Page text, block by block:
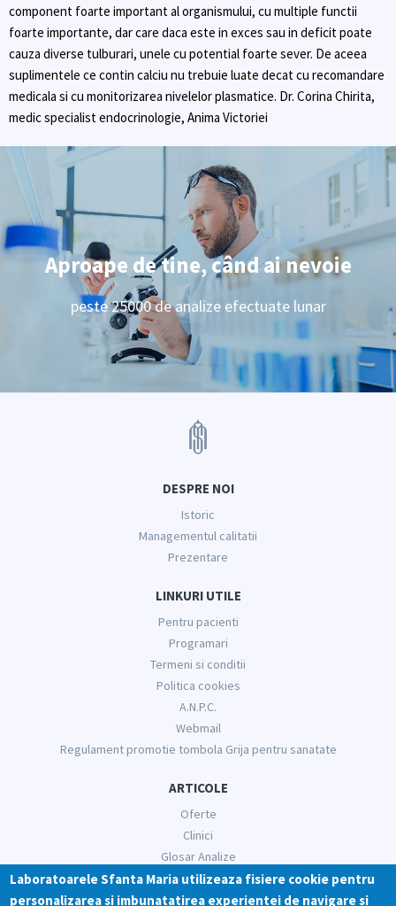
component foarte important al organismului, cu multiple functii
foarte importante, dar care daca este in exces sau in deficit poate
cauza diverse tulburari, unele cu potential foarte sever. De aceea
suplimentele ce contin calciu nu trebuie luate decat cu recomandare
medicala si cu monitorizarea nivelelor plasmatice. Dr. Corina Chirita,
medic specialist endocrinologie, Anima Victoriei
Aproape de tine, când ai nevoie
peste 25000 de analize efectuate lunar
DESPRE NOI
Istoric
Managementul calitatii
Prezentare
LINKURI UTILE
Pentru pacienti
Programari
Termeni si conditii
Politica cookies
A.N.P.C.
Webmail
Regulament promotie tombola Grija pentru sanatate
ARTICOLE
Oferte
Clinici
Glosar Analize
Informatii medicale
Laboratoarele Sfanta Maria utilizeaza fisiere cookie pentru
personalizarea si imbunatatirea experientei de navigare si